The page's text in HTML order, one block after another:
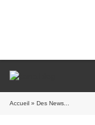
Accueil » Des News...